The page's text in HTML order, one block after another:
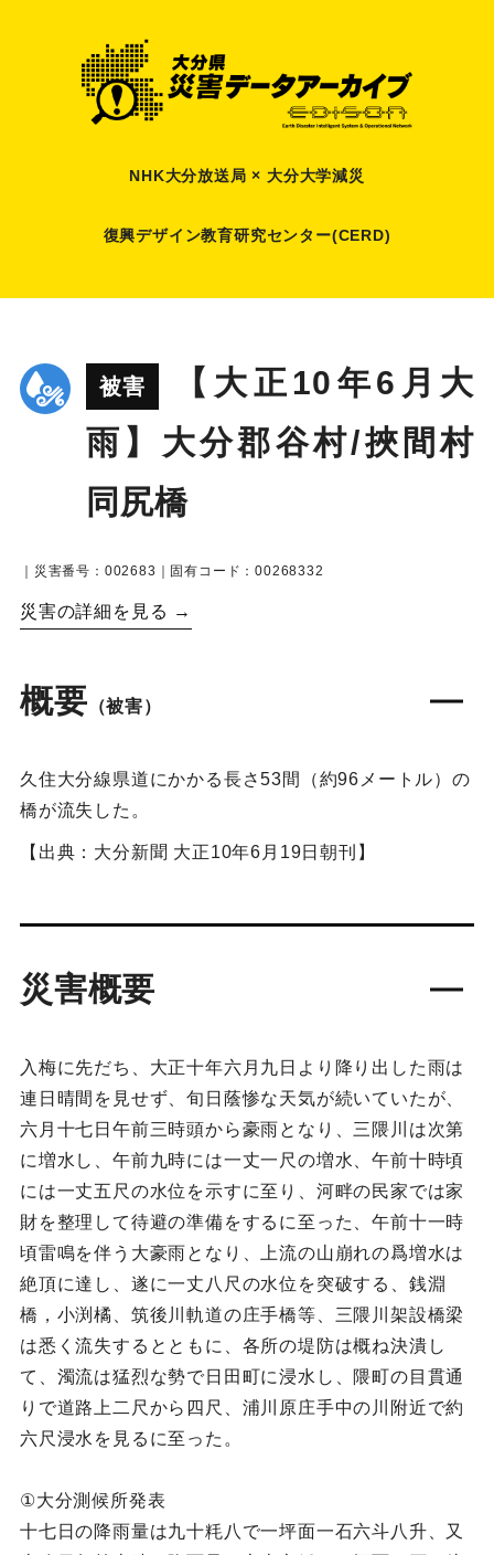
NHK大分放送局 × 大分大学減災
復興デザイン教育研究センター(CERD)
被害
【大正10年6月大
雨】大分郡谷村/挾間村
同尻橋
｜災害番号：002683｜固有コード：00268332
災害の詳細を見る →
概要 （被害）
久住大分線県道にかかる長さ53間（約96メートル）の
橋が流失した。
【出典：大分新聞 大正10年6月19日朝刊】
災害概要
入梅に先だち、大正十年六月九日より降り出した雨は
連日晴間を見せず、旬日蔭惨な天気が続いていたが、
六月十七日午前三時頭から豪雨となり、三隈川は次第
に増水し、午前九時には一丈一尺の増水、午前十時頃
には一丈五尺の水位を示すに至り、河畔の民家では家
財を整理して待避の準備をするに至った、午前十一時
頃雷鳴を伴う大豪雨となり、上流の山崩れの爲増水は
絶頂に達し、遂に一丈八尺の水位を突破する、銭淵
橋，小渕橘、筑後川軌道の庄手橋等、三隈川架設橋梁
は悉く流失するとともに、各所の堤防は概ね決潰し
て、濁流は猛烈な勢で日田町に浸水し、隈町の目貫通
りで道路上二尺から四尺、浦川原庄手中の川附近で約
六尺浸水を見るに至った。
①大分測候所発表
十七日の降雨量は九十粍八で一坪面一石六斗八升、又